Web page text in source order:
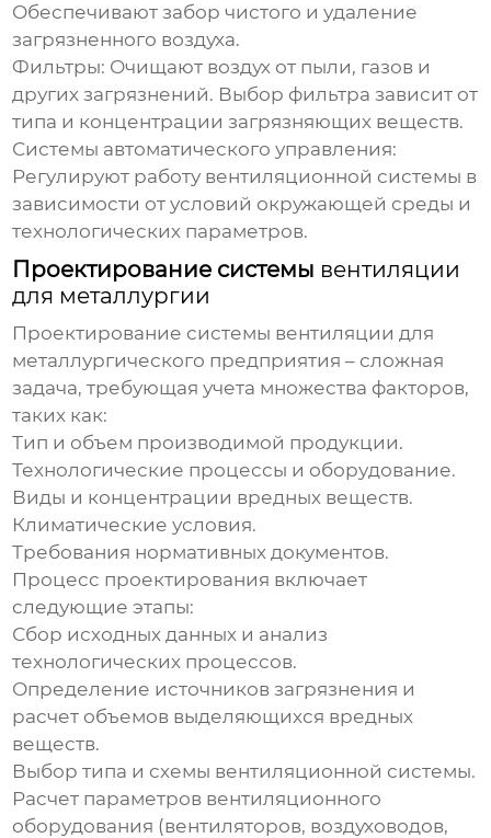
Обеспечивают забор чистого и удаление
загрязненного воздуха.
Фильтры: Очищают воздух от пыли, газов и
других загрязнений. Выбор фильтра зависит от
типа и концентрации загрязняющих веществ.
Системы автоматического управления:
Регулируют работу вентиляционной системы в
зависимости от условий окружающей среды и
технологических параметров.
Проектирование системы вентиляции
для металлургии
Проектирование системы вентиляции для
металлургического предприятия – сложная
задача, требующая учета множества факторов,
таких как:
Тип и объем производимой продукции.
Технологические процессы и оборудование.
Виды и концентрации вредных веществ.
Климатические условия.
Требования нормативных документов.
Процесс проектирования включает
следующие этапы:
Сбор исходных данных и анализ
технологических процессов.
Определение источников загрязнения и
расчет объемов выделяющихся вредных
веществ.
Выбор типа и схемы вентиляционной системы.
Расчет параметров вентиляционного
оборудования (вентиляторов, воздуховодов,